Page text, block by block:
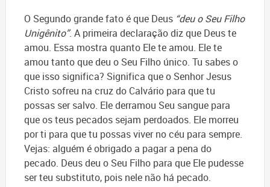
O Segundo grande fato é que Deus “deu o Seu Filho
Unigênito”. A primeira declaração diz que Deus te
amou. Essa mostra quanto Ele te amou. Ele te
amou tanto que deu o Seu Filho único. Tu sabes o
que isso significa? Significa que o Senhor Jesus
Cristo sofreu na cruz do Calvário para que tu
possas ser salvo. Ele derramou Seu sangue para
que os teus pecados sejam perdoados. Ele morreu
por ti para que tu possas viver no céu para sempre.
Vejas: alguém é obrigado a pagar a pena do
pecado. Deus deu o Seu Filho para que Ele pudesse
ser teu substituto, pois nele não há pecado.